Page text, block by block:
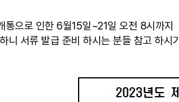
통으로 인한 6월15일~21일 오전 8시까지
니 서류 발급 준비 하시는 분들 참고 하시기